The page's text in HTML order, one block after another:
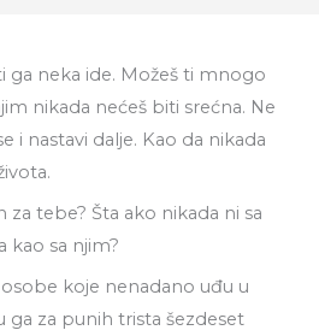
ga neka ide. Možeš ti mnogo
nikada nećeš biti srećna. Ne
i nastavi dalje. Kao da nikada
za tebe? Šta ako nikada ni sa
kao sa njim?
koje nenadano uđu u
ga za punih trista šezdeset